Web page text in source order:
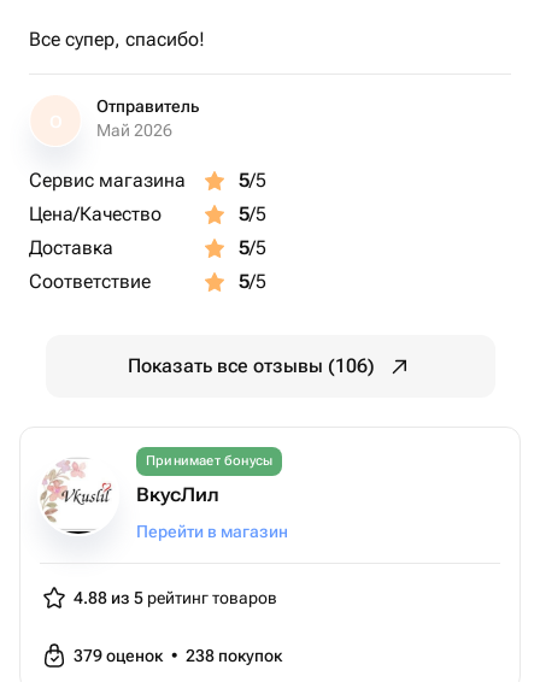
Все супер, спасибо!
О
Отправитель
Май 2026
Сервис магазина 5/5
Цена/Качество
5/5
Доставка
5/5
Соответствие
5/5
Показать все отзывы (106)
Принимает бонусы
ВкусЛил
Перейти в магазин
4.88 из 5 рейтинг товаров
379оценок • 238 покупок